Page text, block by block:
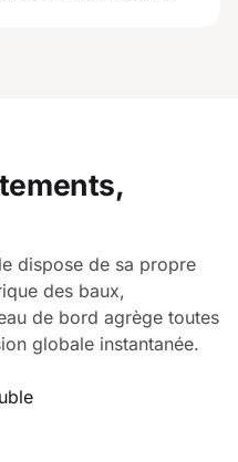
dispose de sa propre
des baux,
de bord agrège toutes
globale instantanée.